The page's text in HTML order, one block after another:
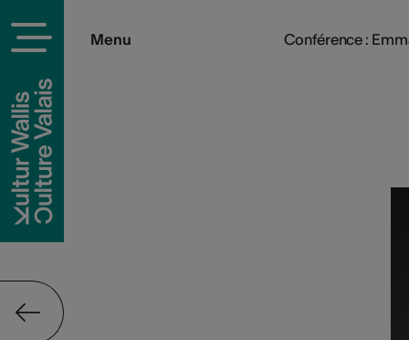
Menu Conférence :